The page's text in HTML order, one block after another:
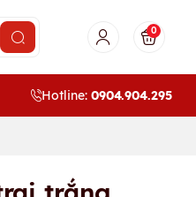
0
Hotline: 0904.904.295